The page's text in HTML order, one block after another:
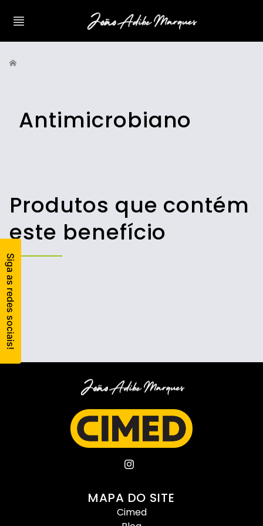
Antimicrobiano
Produtos que contém
este benefício
MAPA DO SITE
Cimed